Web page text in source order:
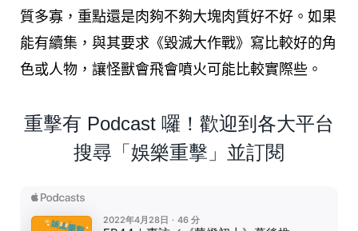
質多寡，重點還是肉夠不夠大塊肉質好不好。如果
能有續集，與其要求《毀滅大作戰》寫比較好的角
色或人物，讓怪獸會飛會噴火可能比較實際些。
重擊有 Podcast 囉！歡迎到各大平台
搜尋「娛樂重擊」並訂閱